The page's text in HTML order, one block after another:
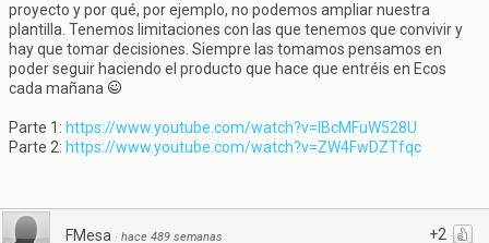
proyecto y por qué, por ejemplo, no podemos ampliar nuestra
plantilla. Tenemos limitaciones con las que tenemos que convivir y
hay que tomar decisiones. Siempre las tomamos pensamos en
poder seguir haciendo el producto que hace que entréis en Ecos
cada mañana
Parte 1: https://www.youtube.com/watch?v=lBcMFuW528U
Parte 2: https://www.youtube.com/watch?v=ZW4FwDZTfqc
+2
FMesa · hace 489 semanas